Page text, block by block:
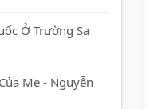
Ở Trường Sa
Mẹ - Nguyễn